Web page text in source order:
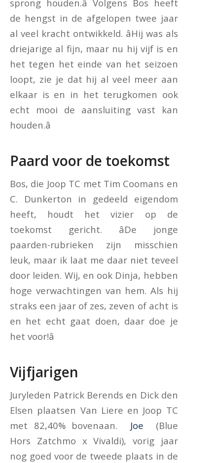
sprong houden.â Volgens Bos heeft
de hengst in de afgelopen twee jaar
al veel kracht ontwikkeld. âHij was als
driejarige al fijn, maar nu hij vijf is en
het tegen het einde van het seizoen
loopt, zie je dat hij al veel meer aan
elkaar is en in het terugkomen ook
echt mooi de aansluiting vast kan
houden.â
Paard voor de toekomst
Bos, die Joop TC met Tim Coomans en
C. Dunkerton in gedeeld eigendom
heeft, houdt het vizier op de
toekomst gericht. âDe jonge
paarden-rubrieken zijn misschien
leuk, maar ik laat me daar niet teveel
door leiden. Wij, en ook Dinja, hebben
hoge verwachtingen van hem. Als hij
straks een jaar of zes, zeven of acht is
en het echt gaat doen, daar doe je
het voor!â
Vijfjarigen
Juryleden Patrick Berends en Dick den
Elsen plaatsen Van Liere en Joop TC
met 82,40% bovenaan. Joe (Blue
Hors Zatchmo x Vivaldi), vorig jaar
nog goed voor de tweede plaats in de